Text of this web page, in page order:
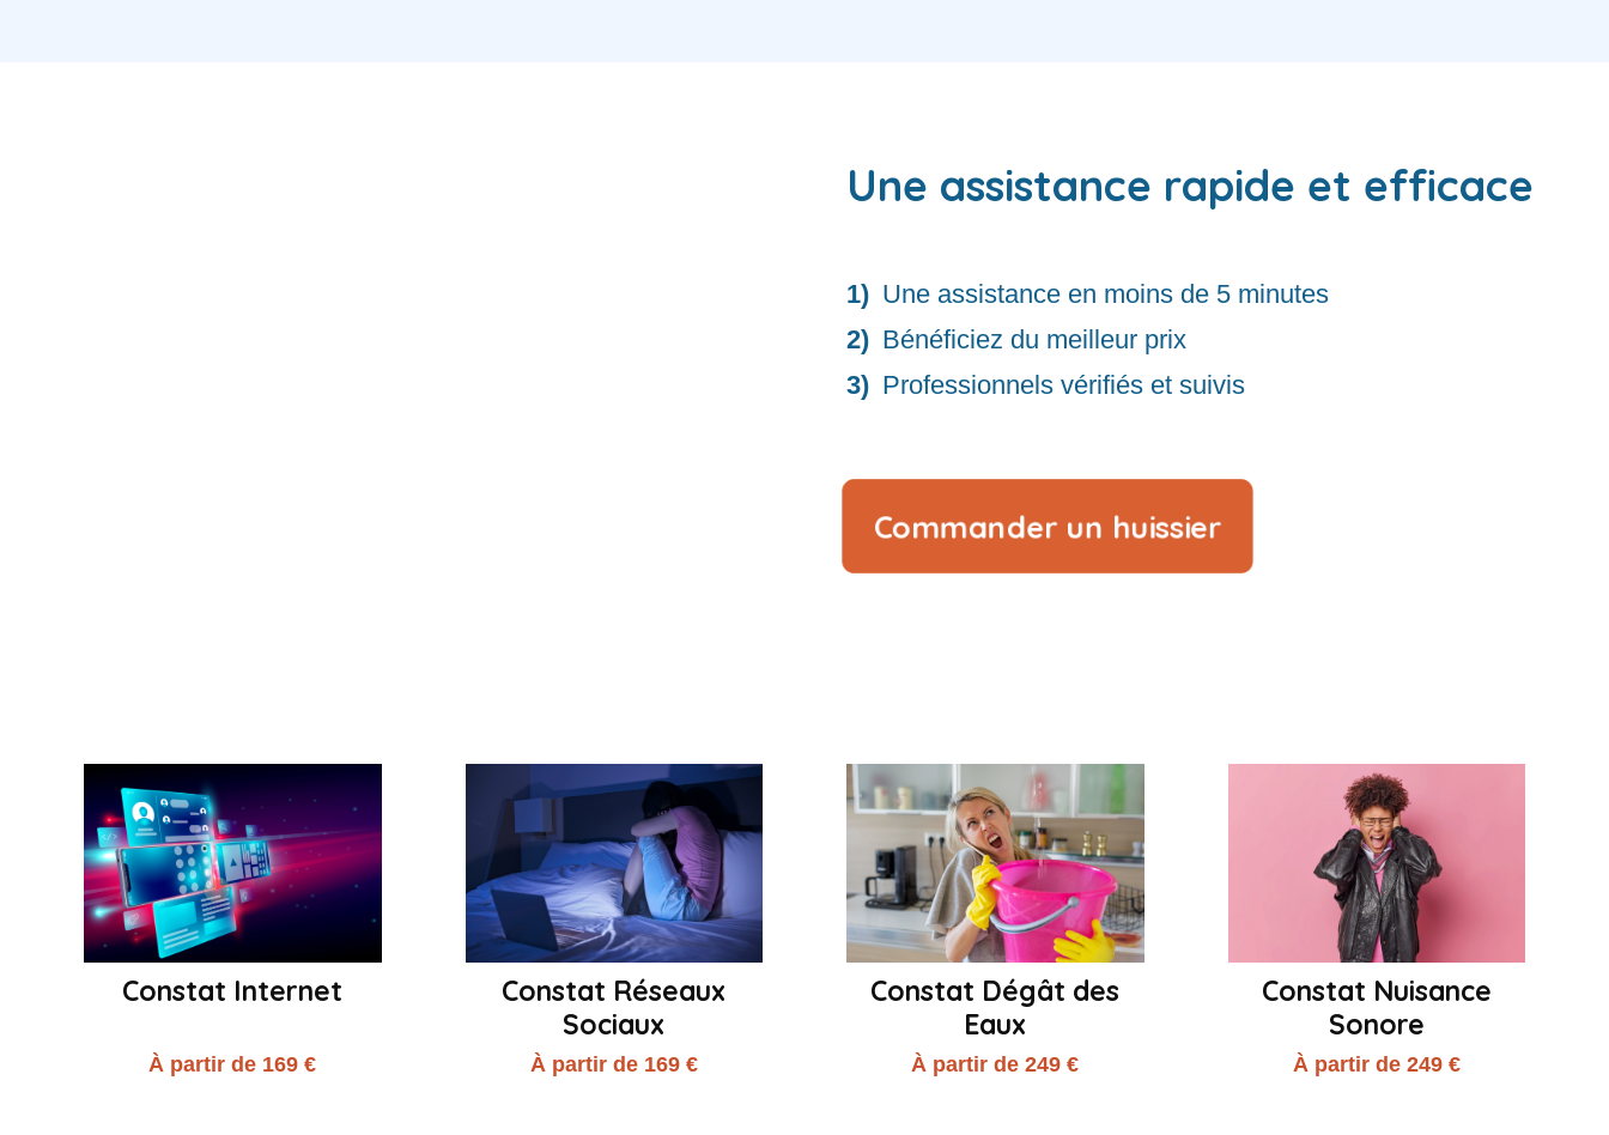
Une assistance rapide et efficace
Une assistance en moins de 5 minutes
Bénéficiez du meilleur prix
Professionnels vérifiés et suivis
Commander un huissier
Constat Internet
À partir de 169 €
Constat Réseaux
Sociaux
À partir de 169 €
Constat Dégât des
Eaux
À partir de 249 €
Constat Nuisance
Sonore
À partir de 249 €